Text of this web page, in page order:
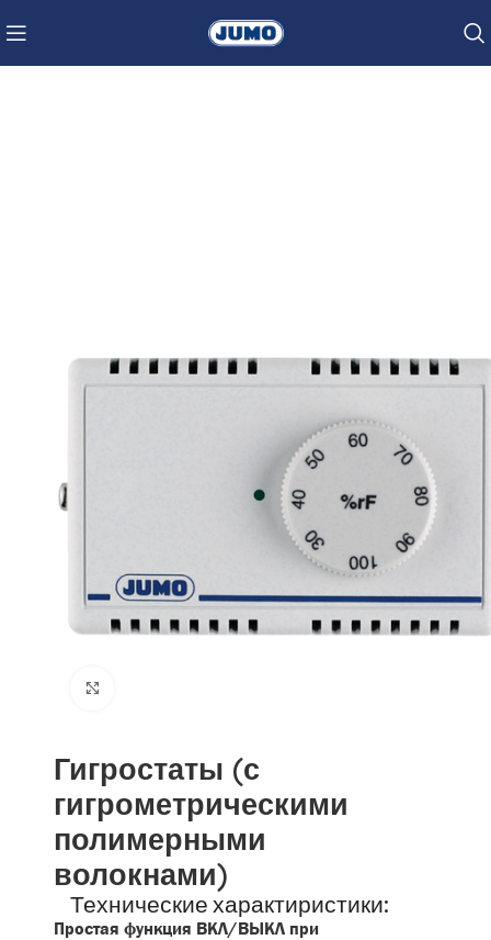
Гигростаты (с
гигрометрическими
полимерными
волокнами)
Технические характиристики:
Простая функция ВКЛ/ВЫКЛ при